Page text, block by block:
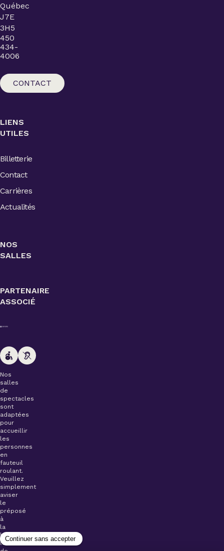
Québec
J7E
3H5
450
434-
4006
CONTACT
LIENS
UTILES
Billetterie
Contact
Carrières
Actualités
NOS
SALLES
PARTENAIRE
ASSOCIÉ
Nos
salles
de
spectacles
sont
adaptées
pour
accueillir
les
personnes
en
fauteuil
roulant.
Veuillez
simplement
aviser
le
préposé
à
la
billetterie
lors